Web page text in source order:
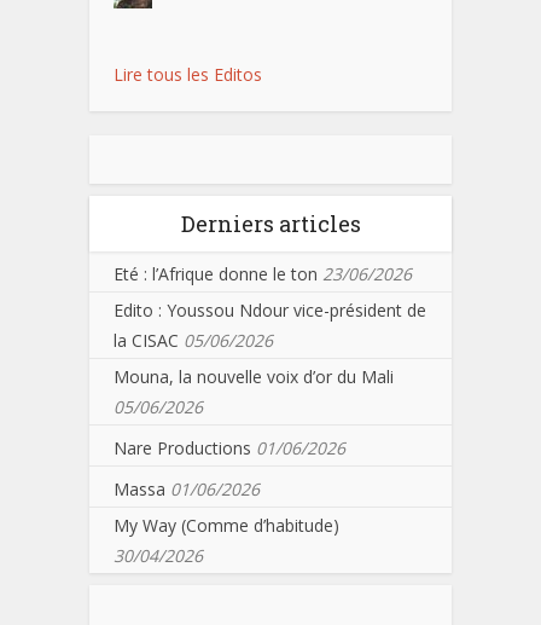
Lire tous les Editos
Derniers articles
Eté : l’Afrique donne le ton 23/06/2026
Edito : Youssou Ndour vice-président de
la CISAC 05/06/2026
Mouna, la nouvelle voix d’or du Mali
05/06/2026
Nare Productions 01/06/2026
Massa 01/06/2026
My Way (Comme d’habitude)
30/04/2026